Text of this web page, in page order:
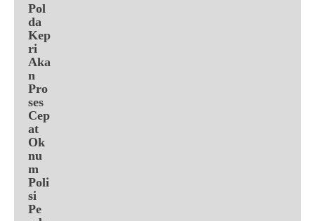
Pol
da
Kep
ri
Aka
n
Pro
ses
Cep
at
Ok
nu
m
Poli
si
Pe